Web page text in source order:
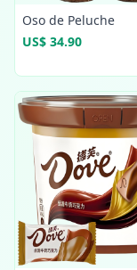
Oso de Peluche
US$ 34.90